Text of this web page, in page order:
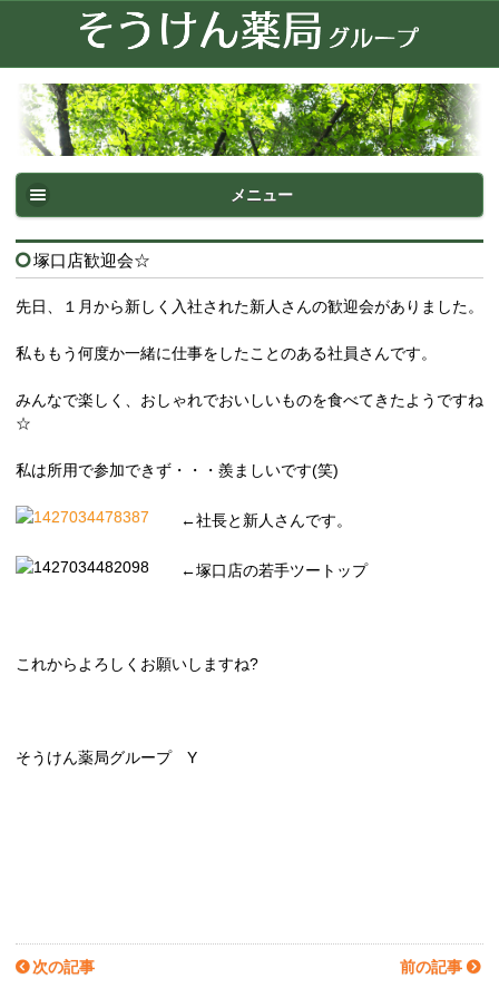
メニュー
塚口店歓迎会☆
先日、１月から新しく入社された新人さんの歓迎会がありました。
私ももう何度か一緒に仕事をしたことのある社員さんです。
みんなで楽しく、おしゃれでおいしいものを食べてきたようですね
☆
私は所用で参加できず・・・羨ましいです(笑)
←社長と新人さんです。
←塚口店の若手ツートップ
これからよろしくお願いしますね?
そうけん薬局グループ Y
前の記事
次の記事